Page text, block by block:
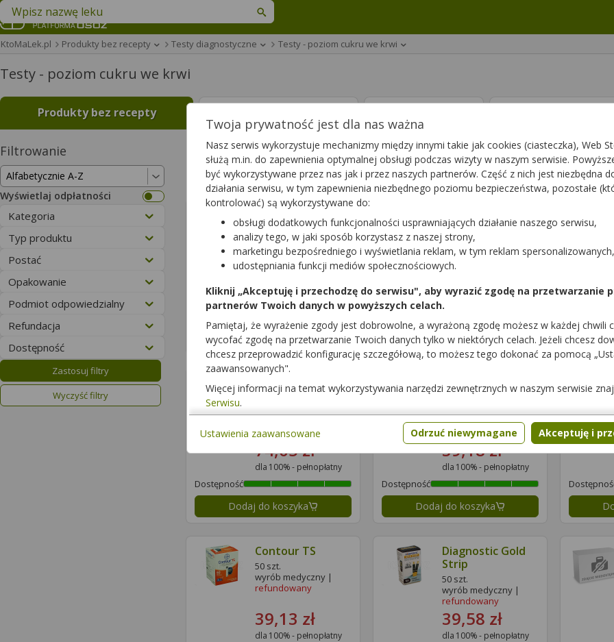
Znajdź lek w swojej okolicy
KtoMaLek.pl Produkty bez recepty Testy diagnostyczne Testy - poziom cukru we krwi
Testy - poziom cukru we krwi
Produkty bez recepty
Filtrowanie
Wyświetlaj odpłatności
Kategoria
Typ produktu
Postać
Opakowanie
Podmiot odpowiedzialny
Refundacja
Dostępność
Zastosuj filtry
Wyczyść filtry
Wyniki wyszukiwania(39)
Wyczyść filtry
50 szt.
wyrób medyczny |
refundowany
39,24 zł
dla 100% - pełnopłatny
Dostępność
Dodaj do koszyka
50 szt.
wyrób medyczny |
refundowany
39,33 zł
dla 100% - pełnopłatny
Dostępność
Dodaj do koszyka
Accu-Chek
Instant
refundowany
74,05 zł
dla 100% - pełnopłatny
Dostępność
Dodaj do koszyka
Accu-Chek
Performa
wyrób medyczny |
refundowany
39,18 zł
dla 100% - pełnopłatny
Dostępność
Dodaj do koszyka
Contour TS
50 szt.
wyrób medyczny |
refundowany
39,13 zł
dla 100% - pełnopłatny
Diagnostic Gold
Strip
50 szt.
wyrób medyczny |
refundowany
39,58 zł
dla 100% - pełnopłatny
Twoja prywatność jest dla nas ważna
Nasz serwis wykorzystuje mechanizmy między innymi takie jak cookies (ciasteczka), Web
służą m.in. do zapewnienia optymalnej obsługi podczas wizyty w naszym serwisie.
być wykorzystywane przez nas jak i przez naszych partnerów. Część z nich jest niezbędna
działania serwisu, w tym zapewnienia niezbędnego poziomu bezpieczeństwa, pozostałe
kontrolować) są wykorzystywane do:
obsługi dodatkowych funkcjonalności usprawniających działanie naszego serwisu,
analizy tego, w jaki sposób korzystasz z naszej strony,
marketingu bezpośredniego i wyświetlania reklam, w tym reklam spersonalizowanych,
udostępniania funkcji mediów społecznościowych.
Kliknij „Akceptuję i przechodzę do serwisu", aby wyrazić zgodę na przetwarzanie
partnerów Twoich danych w powyższych celach.
Pamiętaj, że wyrażenie zgody jest dobrowolne, a wyrażoną zgodę możesz w każdej chwili
wycofać zgodę na przetwarzanie Twoich danych tylko w niektórych celach. Jeżeli chcesz
chcesz przeprowadzić konfigurację szczegółową, to możesz tego dokonać za pomocą
zaawansowanych".
Więcej informacji na temat wykorzystywania narzędzi zewnętrznych w naszym serwisie
Serwisu.
Odrzuć niewymagane Akceptuję i
Ustawienia zaawansowane